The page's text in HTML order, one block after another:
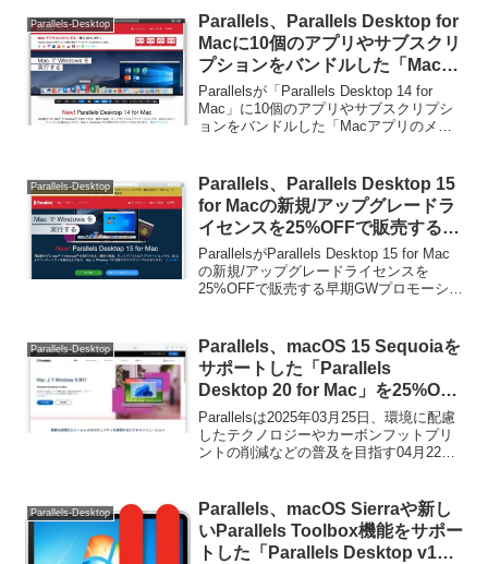
Parallels-Desktop
Parallels、Parallels Desktop for
Macに10個のアプリやサブスクリ
プションをバンドルした「Macア
プリのメガバンドル」キャンペー
ンを開催。
Parallelsが「Parallels Desktop 14 for
Mac」に10個のアプリやサブスクリプシ
ョンをバンドルした「Macアプリのメガ
Parallels-Desktop
Parallels、Parallels Desktop 15
for Macの新規/アップグレードラ
イセンスを25%OFFで販売する早
期GWプロモーションを開催。
ParallelsがParallels Desktop 15 for Mac
の新規/アップグレードライセンスを
25%OFFで販売する早期GWプロモーショ
Parallels-Desktop
Parallels、macOS 15 Sequoiaを
サポートした「Parallels
Desktop 20 for Mac」を25%OFF
で販売するEarth Day Saleを開
催。
Parallelsは2025年03月25日、環境に配慮
したテクノロジーやカーボンフットプリ
ントの削減などの普及を目指す04月22日
20 for Mac」のライセンスを25%OFFで
販売するアースデイセールを開催すると
発表しています。
Parallels-Desktop
Parallels、macOS Sierraや新し
いParallels Toolbox機能をサポー
トした「Parallels Desktop v12